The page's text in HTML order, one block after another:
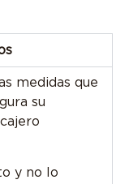
medidas que
su
y no lo